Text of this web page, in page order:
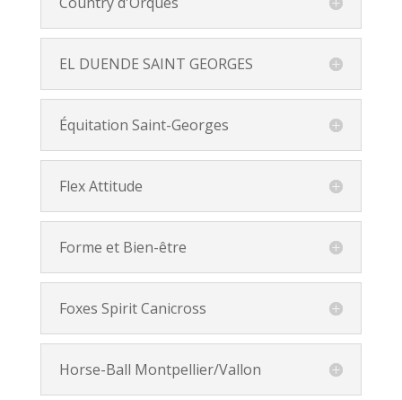
EL DUENDE SAINT GEORGES
Équitation Saint-Georges
Flex Attitude
Forme et Bien-être
Foxes Spirit Canicross
Horse-Ball Montpellier/Vallon